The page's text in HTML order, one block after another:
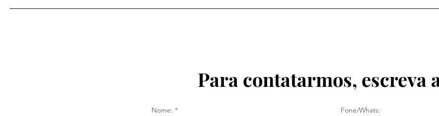
Para contatarmos, escreva
Nome: Fone/Whats: